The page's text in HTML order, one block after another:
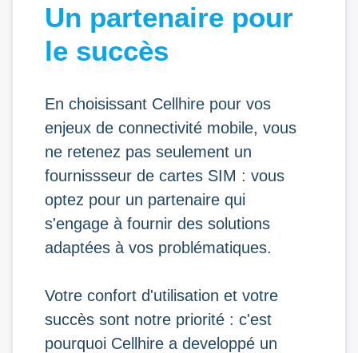
Un partenaire pour
le succès
En choisissant Cellhire pour vos
enjeux de connectivité mobile, vous
ne retenez pas seulement un
fournissseur de cartes SIM : vous
optez pour un partenaire qui
s'engage à fournir des solutions
adaptées à vos problématiques.
Votre confort d'utilisation et votre
succès sont notre priorité : c'est
pourquoi Cellhire a developpé un